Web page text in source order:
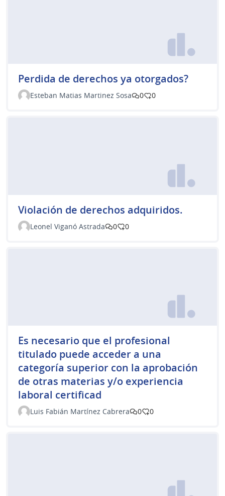
Perdida de derechos ya otorgados?
Esteban Matias Martinez Sosa 0 0
Violación de derechos adquiridos.
Leonel Viganó Astrada 0 0
Es necesario que el profesional
titulado puede acceder a una
categoría superior con la aprobación
de otras materias y/o experiencia
laboral certificad
Luis Fabián Martínez Cabrera 0 0